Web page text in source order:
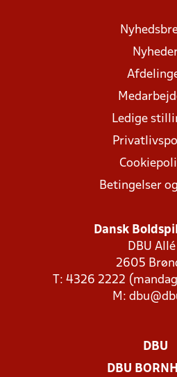
Ledige
Betingelser
Dansk
DBU Allé
2605
T: 4326 2222
M:
DBU
DBU